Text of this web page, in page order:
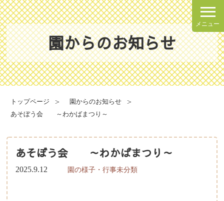
理念・方針
園の概要
施設案内
園での一日
年間行事
メニュー
園からのお知らせ
トップページ
園からのお知らせ
あそぼう会 ～わかばまつり～
あそぼう会 ～わかばまつり～
2025.9.12 園の様子・行事未分類